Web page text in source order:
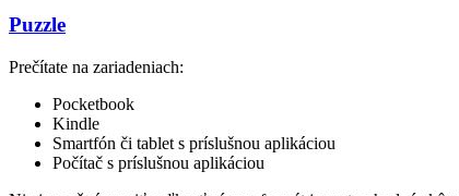
Puzzle
Prečítate na zariadeniach:
Pocketbook
Kindle
Smartfón či tablet s príslušnou aplikáciou
Počítač s príslušnou aplikáciou